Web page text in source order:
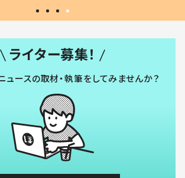
ライター募集！
ュースの取材・執筆をしてみませんか？